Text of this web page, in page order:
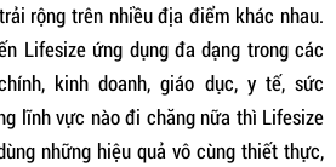
rộng trên nhiều địa điểm khác nhau.
Lifesize ứng dụng đa dạng trong các
kinh doanh, giáo dục, y tế, sức
lĩnh vực nào đi chăng nữa thì Lifesize
những hiệu quả vô cùng thiết thực,